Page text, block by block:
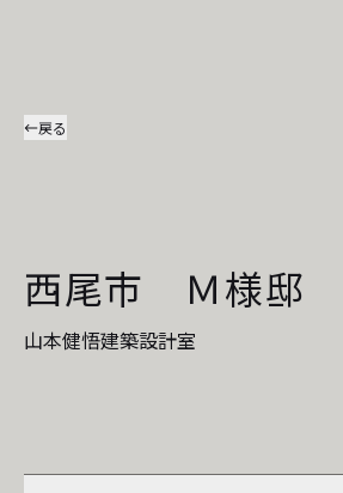
戻る
西尾市 Ｍ様邸
山本健悟建築設計室